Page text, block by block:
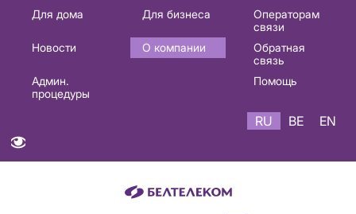
Основная
навигация
Для дома Для бизнеса
Операторам
связи
Новости
О компании
Обратная
связь
Админ.
процедуры
Помощь
RU BE EN